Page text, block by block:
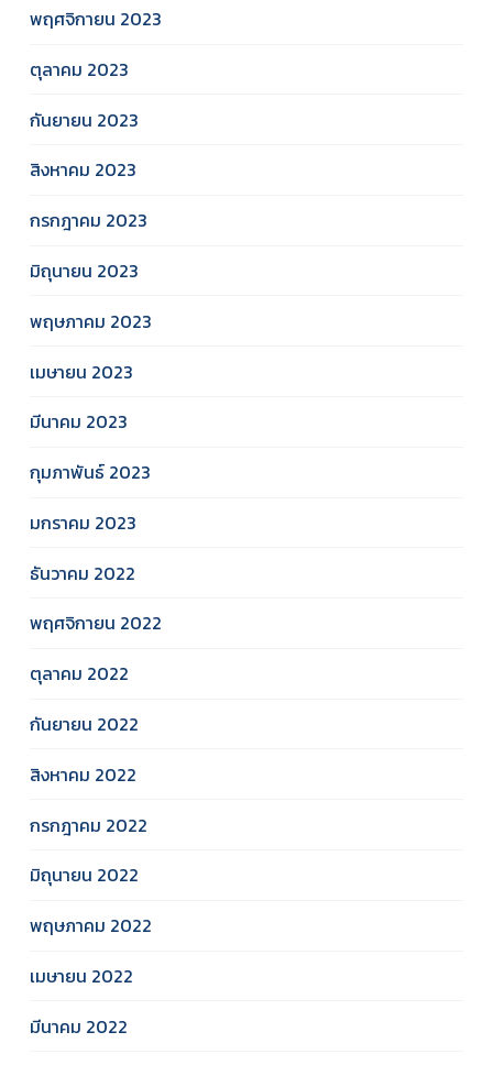
พฤศจิกายน 2023
ตุลาคม 2023
กันยายน 2023
สิงหาคม 2023
กรกฎาคม 2023
มิถุนายน 2023
พฤษภาคม 2023
เมษายน 2023
มีนาคม 2023
กุมภาพันธ์ 2023
มกราคม 2023
ธันวาคม 2022
พฤศจิกายน 2022
ตุลาคม 2022
กันยายน 2022
สิงหาคม 2022
กรกฎาคม 2022
มิถุนายน 2022
พฤษภาคม 2022
เมษายน 2022
มีนาคม 2022